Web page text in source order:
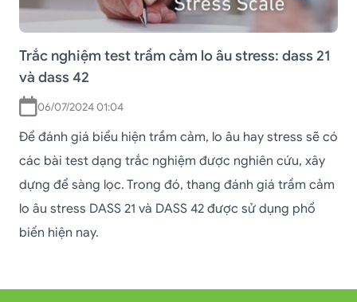
Trắc nghiệm test trầm cảm lo âu stress: dass 21
và dass 42
06/07/2024 01:04
Để đánh giá biểu hiện trầm cảm, lo âu hay stress sẽ có
các bài test dạng trắc nghiệm được nghiên cứu, xây
dựng để sàng lọc. Trong đó, thang đánh giá trầm cảm
lo âu stress DASS 21 và DASS 42 được sử dụng phổ
biến hiện nay.